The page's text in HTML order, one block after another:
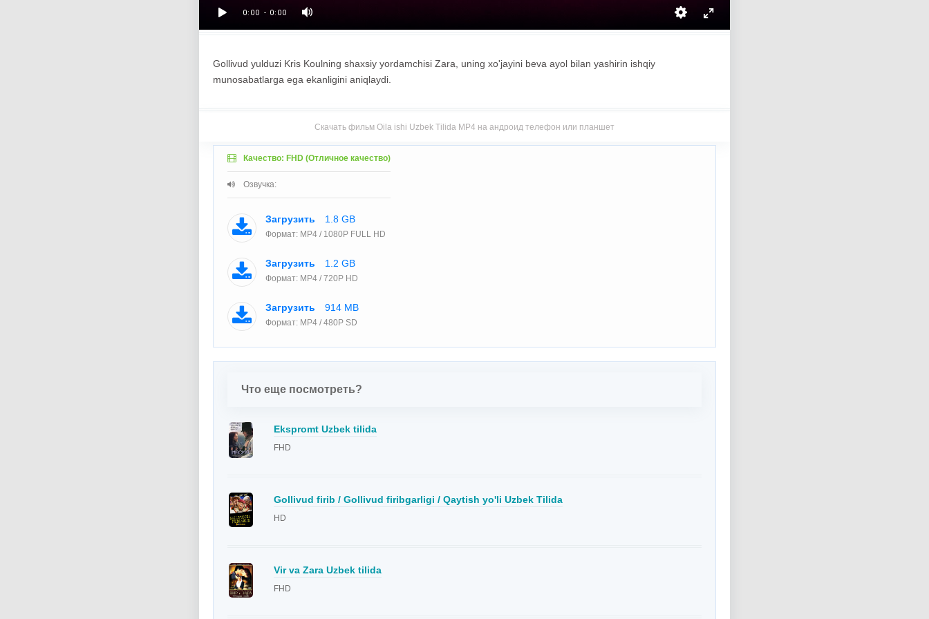
Gollivud yulduzi Kris Koulning shaxsiy yordamchisi Zara, uning xo'jayini beva ayol bilan yashirin ishqiy
munosabatlarga ega ekanligini aniqlaydi.
Скачать фильм Oila ishi Uzbek Tilida MP4 на андроид телефон или планшет
Качество: FHD (Отличное качество)
Озвучка:
Загрузить 1.8 GB
Формат: MP4 / 1080P FULL HD
Загрузить 1.2 GB
Формат: MP4 / 720P HD
Загрузить 914 MB
Формат: MP4 / 480P SD
Что еще посмотреть?
Ekspromt Uzbek tilida
FHD
Gollivud firib / Gollivud firibgarligi / Qaytish yo'li Uzbek Tilida
HD
Vir va Zara Uzbek tilida
FHD